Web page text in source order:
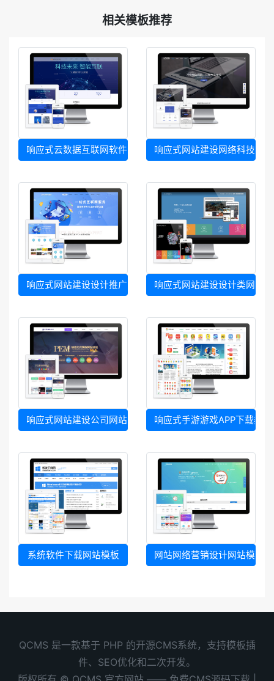
相关模板推荐
响应式云数据互联网软件网站模板响应式网站建设网络科技网
响应式网站建设设计推广网站模板响应式网站建设设计类网站
响应式网站建设公司网站模板 响应式手游游戏APP下载类
系统软件下载网站模板 网站网络营销设计网站模板
QCMS 是一款基于 PHP 的开源CMS系统，支持模板插
件、SEO优化和二次开发。